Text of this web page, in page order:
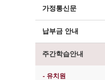
가정통신문
납부금 안내
주간학습안내
- 유치원